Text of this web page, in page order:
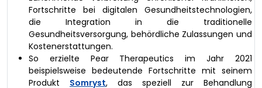
Fortschritte bei digitalen Gesundheitstechnologien,
die Integration in die traditionelle
Gesundheitsversorgung, behördliche Zulassungen und
Kostenerstattungen.
So erzielte Pear Therapeutics im Jahr 2021
beispielsweise bedeutende Fortschritte mit seinem
Produkt Somryst, das speziell zur Behandlung